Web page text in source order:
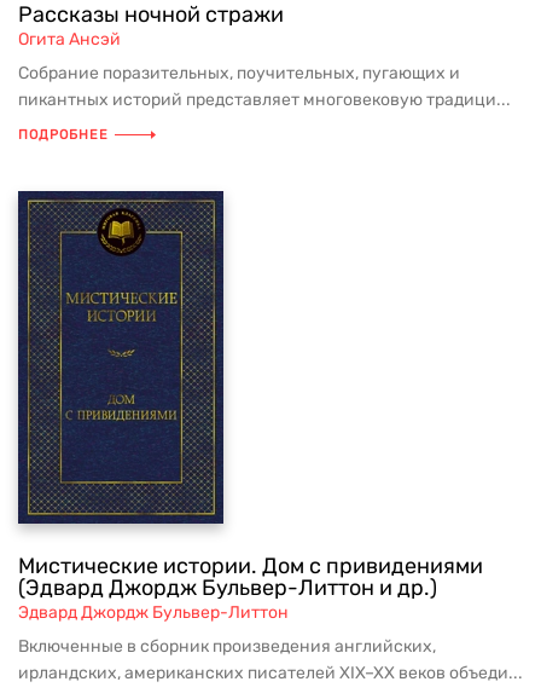
Рассказы ночной стражи
Огита Ансэй
Собрание поразительных, поучительных, пугающих и
пикантных историй представляет многовековую традици...
ПОДРОБНЕЕ
Мистические истории. Дом с привидениями
(Эдвард Джордж Бульвер-Литтон и др.)
Эдвард Джордж Бульвер-Литтон
Включенные в сборник произведения английских,
ирландских, американских писателей XIX–XX веков объеди...